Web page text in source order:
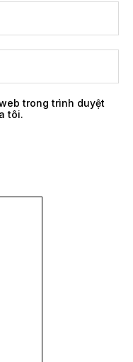
trong trình duyệt
tôi.